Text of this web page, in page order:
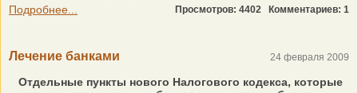
Подробнее...
Просмотров: 4402 Комментариев: 1
Лечение банками 24 февраля 2009
Отдельные пункты нового Налогового кодекса, которые